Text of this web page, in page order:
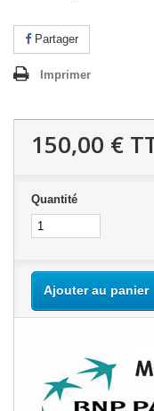
Partager
Imprimer
150,00 €
Quantité
Ajouter au panier